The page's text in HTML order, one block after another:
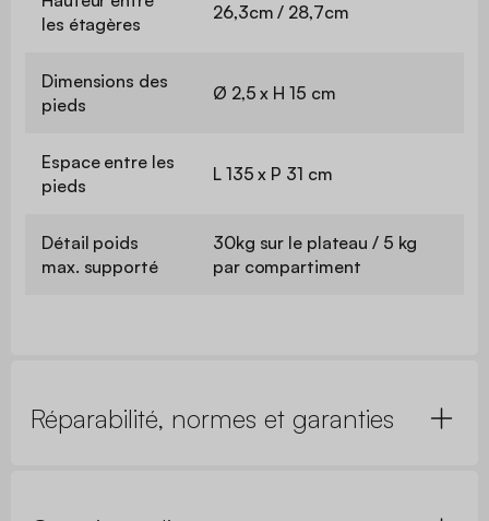
les étagères
26,3cm / 28,7cm
Dimensions des
pieds
Ø 2,5 x H 15 cm
Espace entre les
pieds
L 135 x P 31 cm
Détail poids
max. supporté
30kg sur le plateau / 5 kg
par compartiment
Réparabilité, normes et garanties